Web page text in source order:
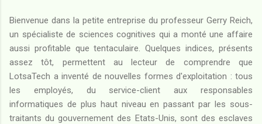
Bienvenue dans la petite entreprise du professeur Gerry Reich,
un spécialiste de sciences cognitives qui a monté une affaire
aussi profitable que tentaculaire. Quelques indices, présents
assez tôt, permettent au lecteur de comprendre que
LotsaTech a inventé de nouvelles formes d'exploitation : tous
les employés, du service-client aux responsables
informatiques de plus haut niveau en passant par les sous-
traitants du gouvernement des Etats-Unis, sont des esclaves